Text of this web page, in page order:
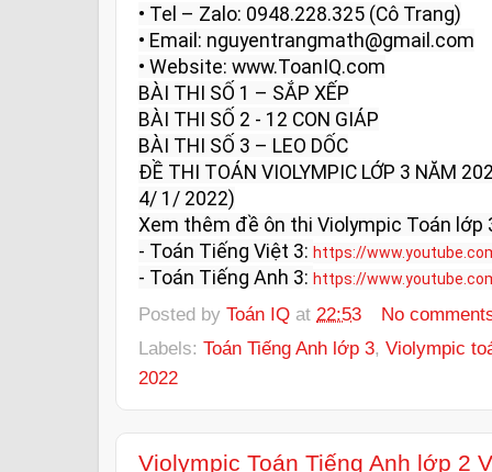
• Tel – Zalo: 0948.228.325 (Cô Trang)
• Email: nguyentrangmath@gmail.com
• Website: www.ToanIQ.com
BÀI THI SỐ 1 – SẮP XẾP
BÀI THI SỐ 2 - 12 CON GIÁP
BÀI THI SỐ 3 – LEO DỐC
ĐỀ THI TOÁN VIOLYMPIC LỚP 3 NĂM
4/ 1/ 2022)
Xem thêm đề ôn thi Violympic Toán lớp
- Toán Tiếng Việt 3: https://
- Toán Tiếng Anh 3: https://
Posted by Toán IQ at 22:53
No
Labels: Toán Tiếng Anh lớp 3, Violympic
2022
Violympic Toán Tiếng Anh lớp 2